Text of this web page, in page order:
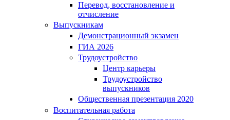
Перевод, восстановление и
отчисление
Выпускникам
Демонстрационный экзамен
ГИА 2026
Трудоустройство
Центр карьеры
Трудоустройство
выпускников
Общественная презентация 2020
Воспитательная работа